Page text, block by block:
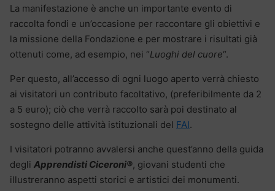
La manifestazione è anche un importante evento di
raccolta fondi e un’occasione per raccontare gli obiettivi e
la missione della Fondazione e per mostrare i risultati già
ottenuti come, ad esempio, nei “Luoghi del cuore“.
Per questo, all’accesso di ogni luogo aperto verrà chiesto
ai visitatori un contributo facoltativo, (preferibilmente da 2
a 5 euro); ciò che verrà raccolto sarà poi destinato al
sostegno delle attività istituzionali del FAI.
I visitatori potranno avvalersi anche quest’anno della guida
degli Apprendisti Ciceroni®, giovani studenti che
illustreranno aspetti storici e artistici dei monumenti.